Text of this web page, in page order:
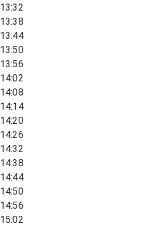
13:32
13:38
13:44
13:50
13:56
14:02
14:08
14:14
14:20
14:26
14:32
14:38
14:44
14:50
14:56
15:02